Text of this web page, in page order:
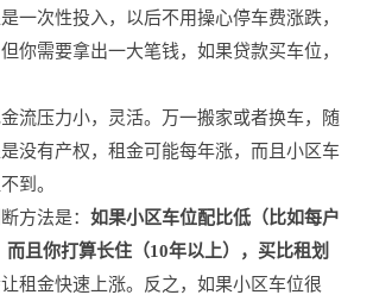
一次性投入，以后不用操心停车费涨跌，
你需要拿出一大笔钱，如果贷款买车位，
流压力小，灵活。万一搬家或者换车，随
没有产权，租金可能每年涨，而且小区车
到。
方法是： 如果小区车位配比低（比如每户
而且你打算长住（10年以上），买比租划
租金快速上涨。反之，如果小区车位很